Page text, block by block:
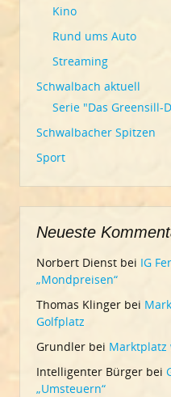
Kino
Rund ums Auto
Streaming
Schwalbach aktuell
Serie "Das Greensill-
Schwalbacher Spitzen
Sport
Neueste
Norbert Dienst bei IG
„Mondpreisen“
Thomas Klinger bei
Golfplatz
Grundler bei Marktplatz
Intelligenter Bürger bei
„Umsteuern“